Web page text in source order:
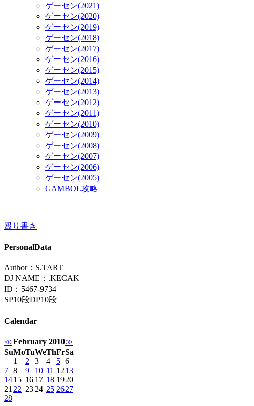
ゲーセン(2021)
ゲーセン(2020)
ゲーセン(2019)
ゲーセン(2018)
ゲーセン(2017)
ゲーセン(2016)
ゲーセン(2015)
ゲーセン(2014)
ゲーセン(2013)
ゲーセン(2012)
ゲーセン(2011)
ゲーセン(2010)
ゲーセン(2009)
ゲーセン(2008)
ゲーセン(2007)
ゲーセン(2006)
ゲーセン(2005)
GAMBOL攻略
殴り書き
PersonalData
Author：S.TART
DJ NAME：.KECAK
ID：5467-9734
SP10段DP10段
Calendar
≪February 2010≫
SuMoTuWeThFrSa
1
2 3 4 5 6
7 8 9 10 11 1213
1415 16 17 18 1920
21 22 23 24 25 2627
28